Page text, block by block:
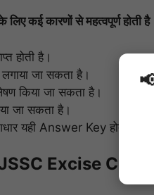
कई कारणों से महत्वपूर्ण होती
होती है।
जा सकता है।
किया जा सकता है।
जा सकता है।
यही Answer Key होती है।
Excise